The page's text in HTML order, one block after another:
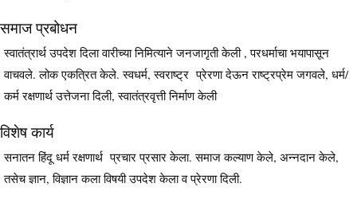
समाज प्रबोधन
स्वातंत्रार्थ उपदेश दिला वारीच्या निमित्याने जनजागृती केली , परधर्माचा भयापासून
वाचवले. लोक एकत्रित केले. स्वधर्म, स्वराष्ट्र प्रेरणा देऊन राष्ट्रप्रेम जगवले, धर्म/
कर्म रक्षणार्थ उत्तेजना दिली, स्वातंत्रवृत्ती निर्माण केली
विशेष कार्य
सनातन हिंदू धर्म रक्षणार्थ प्रचार प्रसार केला. समाज कल्याण केले, अन्नदान केले,
तसेच ज्ञान, विज्ञान कला विषयी उपदेश केला व प्रेरणा दिली.